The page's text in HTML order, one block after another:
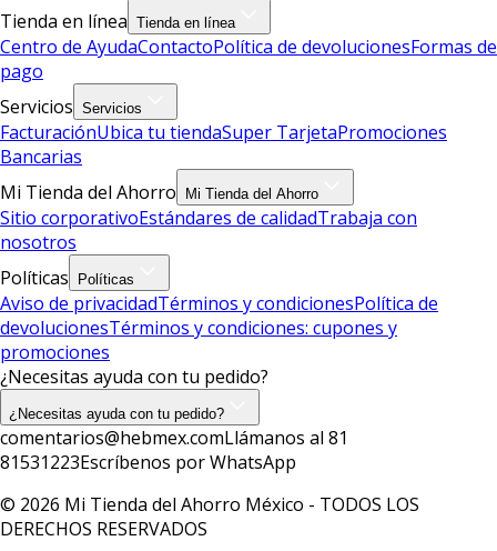
Tienda en línea Tienda en línea
Centro de AyudaContactoPolítica de devolucionesFormas de
pago
Servicios Servicios
FacturaciónUbica tu tiendaSuper TarjetaPromociones
Bancarias
Mi Tienda del Ahorro
Mi Tienda del Ahorro
Sitio corporativoEstándares de calidadTrabaja con
nosotros
Políticas
Políticas
Aviso de privacidadTérminos y condicionesPolítica de
devolucionesTérminos y condiciones: cupones y
promociones
¿Necesitas ayuda con tu pedido?
¿Necesitas ayuda con tu pedido?
comentarios@hebmex.comLlámanos al 81
81531223Escríbenos por WhatsApp
© 2026 Mi Tienda del Ahorro México - TODOS LOS
DERECHOS RESERVADOS